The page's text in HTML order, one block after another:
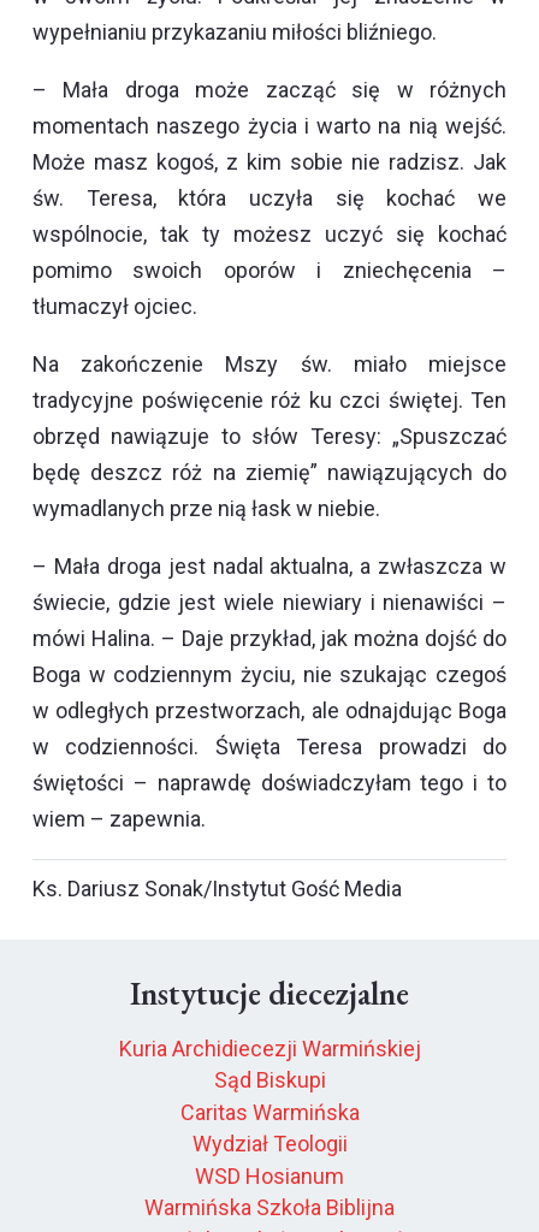
wypełnianiu przykazaniu miłości bliźniego.
– Mała droga może zacząć się w różnych
momentach naszego życia i warto na nią wejść.
Może masz kogoś, z kim sobie nie radzisz. Jak
św. Teresa, która uczyła się kochać we
wspólnocie, tak ty możesz uczyć się kochać
pomimo swoich oporów i zniechęcenia –
tłumaczył ojciec.
Na zakończenie Mszy św. miało miejsce
tradycyjne poświęcenie róż ku czci świętej. Ten
obrzęd nawiązuje to słów Teresy: „Spuszczać
będę deszcz róż na ziemię” nawiązujących do
wymadlanych prze nią łask w niebie.
– Mała droga jest nadal aktualna, a zwłaszcza w
świecie, gdzie jest wiele niewiary i nienawiści –
mówi Halina. – Daje przykład, jak można dojść do
Boga w codziennym życiu, nie szukając czegoś
w odległych przestworzach, ale odnajdując Boga
w codzienności. Święta Teresa prowadzi do
świętości – naprawdę doświadczyłam tego i to
wiem – zapewnia.
Ks. Dariusz Sonak/Instytut Gość Media
Instytucje diecezjalne
Kuria Archidiecezji Warmińskiej
Sąd Biskupi
Caritas Warmińska
Wydział Teologii
WSD Hosianum
Warmińska Szkoła Biblijna